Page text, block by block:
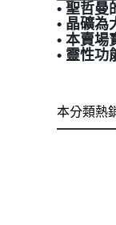
• 聖哲曼
• 晶礦為
• 本賣場
• 靈性功
本分類熱